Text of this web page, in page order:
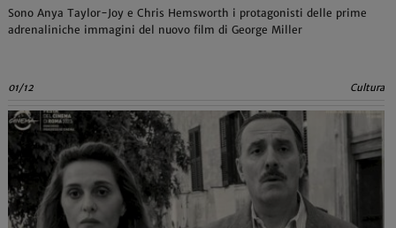
Sono Anya Taylor-Joy e Chris Hemsworth i protagonisti delle prime
adrenaliniche immagini del nuovo film di George Miller
01/12 Cultura